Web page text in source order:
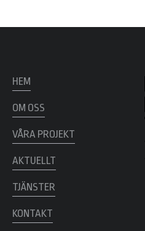
HEM
OM OSS
VÅRA PROJEKT
AKTUELLT
TJÄNSTER
KONTAKT